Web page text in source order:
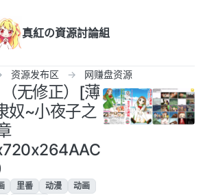
真紅の資源討論組
资源发布区 网赚盘资源
（无修正）[薄
奴~小夜子之
里番 动漫
动画